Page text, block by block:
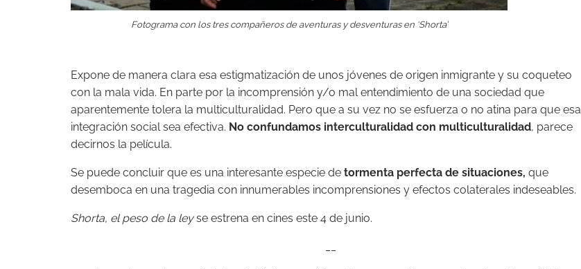
Fotograma con los tres compañeros de aventuras y desventuras en ‘Shorta’
Expone de manera clara esa estigmatización de unos jóvenes de origen inmigrante y su coqueteo
con la mala vida. En parte por la incomprensión y/o mal entendimiento de una sociedad que
aparentemente tolera la multiculturalidad. Pero que a su vez no se esfuerza o no atina para que esa
integración social sea efectiva. No confundamos interculturalidad con multiculturalidad, parece
decirnos la película.
Se puede concluir que es una interesante especie de tormenta perfecta de situaciones, que
desemboca en una tragedia con innumerables incomprensiones y efectos colaterales indeseables.
Shorta, el peso de la leyse estrena en cines este 4 de junio.